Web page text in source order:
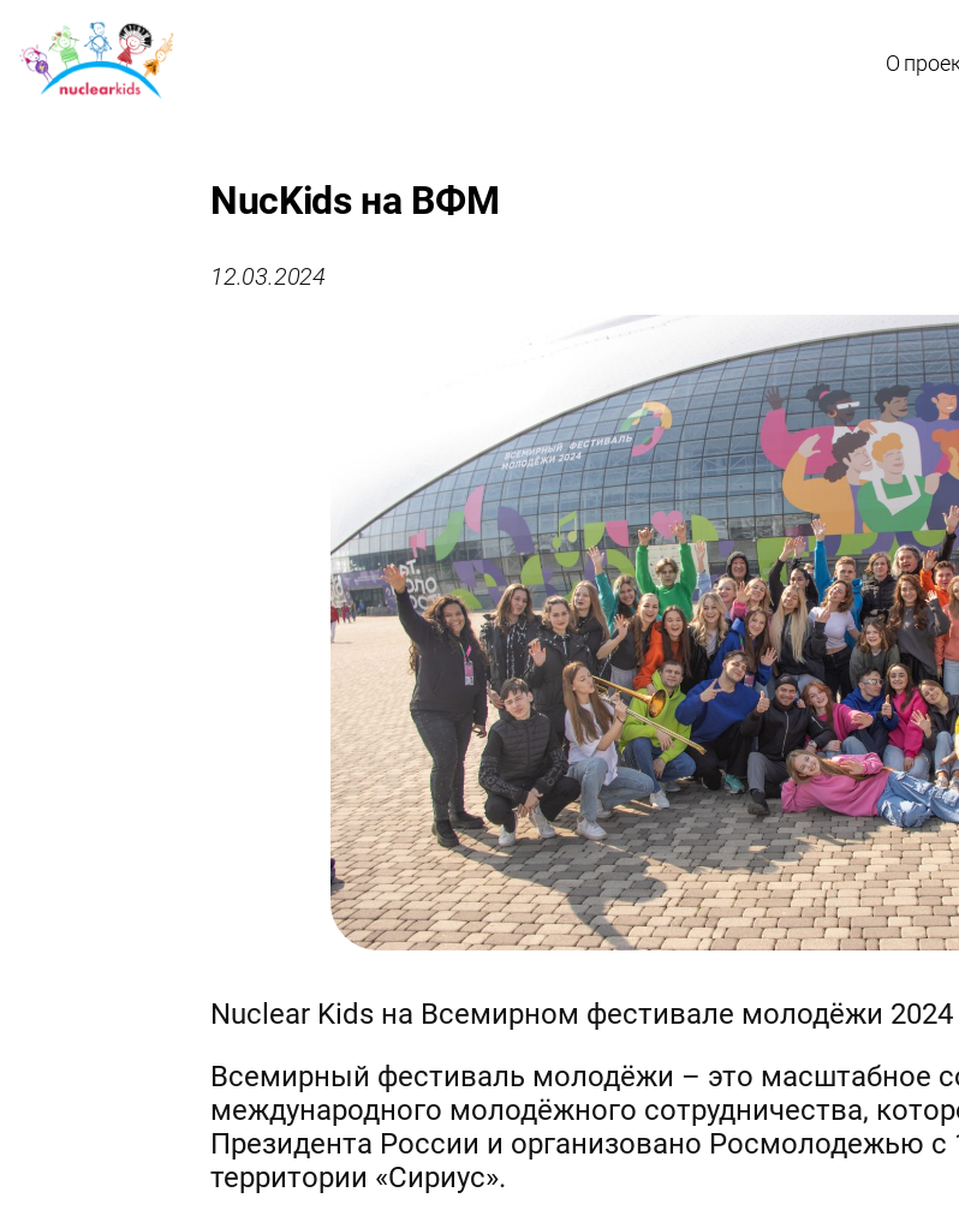
О
NucKids на ВФМ
12.03.2024
Nuclear Kids на Всемирном фестивале молодёжи
Всемирный фестиваль молодёжи – это масштабное
международного молодёжного сотрудничества,
Президента России и организовано Росмолодежью с
территории «Сириус».